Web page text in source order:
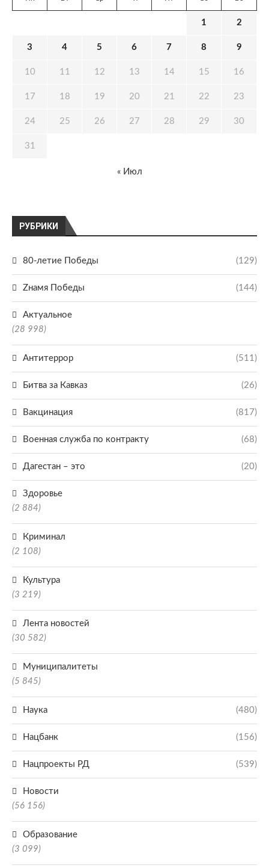
РУБРИКИ
80-летие Победы (129)
Zнамя Победы (144)
Актуальное
(28 998)
Антитеррор (511)
Битва за Кавказ (26)
Вакцинация (817)
Военная служба по контракту (68)
Дагестан – это (20)
Здоровье
(2 884)
Криминал
(2 108)
Культура
(3 219)
Лента новостей
(30 582)
Муниципалитеты
(5 845)
Наука (480)
Нацбанк (156)
Нацпроекты РД (539)
Новости
(56 156)
Образование
(3 099)
1 2
3 4 5 6 7 8 9
10 11 12 13 14 15 16
17 18 19 20 21 22 23
24 25 26 27 28 29 30
31
« Июл